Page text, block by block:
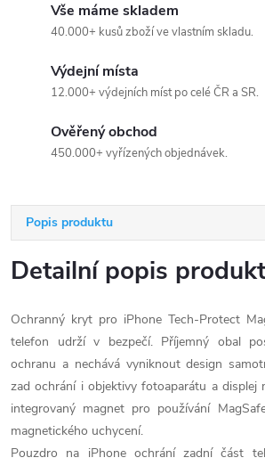
Vše máme skladem
40.000+ kusů zboží ve vlastním skladu.
Výdejní místa
12.000+ výdejních míst po celé ČR a SR.
Ověřený obchod
450.000+ vyřízených objednávek.
Popis produktu
Detailní popis
Ochranný kryt pro iPhone Tech-Protect
telefon udrží v bezpečí. Příjemný obal
ochranu a nechává vyniknout design
zad ochrání i objektivy fotoaparátu a displej
integrovaný magnet pro používání
magnetického uchycení.
Pouzdro na iPhone ochrání zadní část